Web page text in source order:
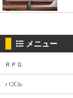
メニュー
ＲＰＧ
パズル